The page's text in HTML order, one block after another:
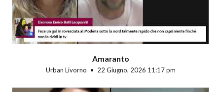
Amaranto
Urban Livorno 22 Giugno, 2026 11:17 pm